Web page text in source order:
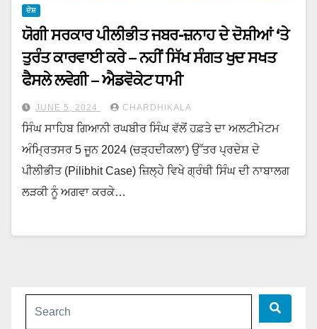
ਦੇਸ਼
ਯੋਗੀ ਸਰਕਾਰ ਪੀਲੀਭੀਤ ਜਬਰ-ਜ਼ਨਾਹ ਦੇ ਦੋਸ਼ੀਆਂ ‘ਤੇ
ਤੁਰੰਤ ਕਾਰਵਾਈ ਕਰੇ – ਨਹੀਂ ਸਿੱਖ ਸੰਗਤ ਖੁਦ ਸਖਤ
ਫੈਸਲੇ ਲਵੇਗੀ – ਐਡਵੋਕੇਟ ਧਾਮੀ
JUNE 5, 2024 CHARDHIKALA
ਸਿੰਘ ਸਾਹਿਬ ਗਿਆਨੀ ਰਘਬੀਰ ਸਿੰਘ ਵੱਲੋਂ ਹਫ਼ਤੇ ਦਾ ਅਲਟੀਮੇਟਮ
ਅੰਮ੍ਰਿਤਸਰ 5 ਜੂਨ 2024 (ਚੜ੍ਹਦੀਕਲਾ) ਉੱਤਰ ਪ੍ਰਦੇਸ਼ ਦੇ
ਪੀਲੀਭੀਤ (Pilibhit Case) ਜ਼ਿਲ੍ਹੇ ਵਿਖੇ ਗ੍ਰੰਥੀ ਸਿੰਘ ਦੀ ਨਾਬਾਲਗ
ਲੜਕੀ ਨੂੰ ਅਗਵਾ ਕਰਕੇ…